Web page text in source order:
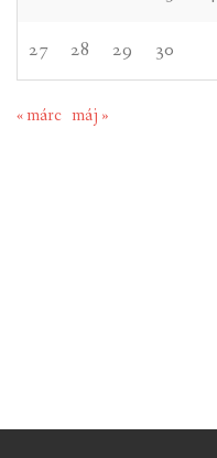
27 28 29 30
« márc máj »